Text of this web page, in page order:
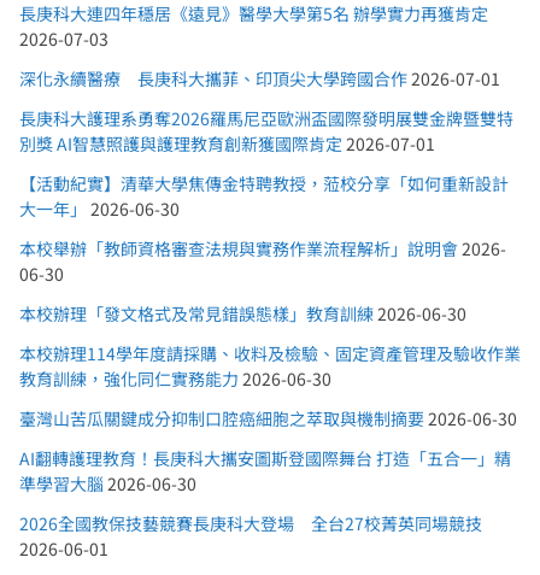
長庚科大連四年穩居《遠見》醫學大學第5名 辦學實力再獲肯定
2026-07-03
深化永續醫療 長庚科大攜菲、印頂尖大學跨國合作2026-07-01
長庚科大護理系勇奪2026羅馬尼亞歐洲盃國際發明展雙金牌暨雙特
別獎 AI智慧照護與護理教育創新獲國際肯定 2026-07-01
【活動紀實】清華大學焦傳金特聘教授，蒞校分享「如何重新設計
大一年」 2026-06-30
本校舉辦「教師資格審查法規與實務作業流程解析」說明會2026-
06-30
本校辦理「發文格式及常見錯誤態樣」教育訓練2026-06-30
本校辦理114學年度請採購、收料及檢驗、固定資產管理及驗收作業
教育訓練，強化同仁實務能力 2026-06-30
臺灣山苦瓜關鍵成分抑制口腔癌細胞之萃取與機制摘要2026-06-30
AI翻轉護理教育！長庚科大攜安圖斯登國際舞台 打造「五合一」精
準學習大腦 2026-06-30
2026全國教保技藝競賽長庚科大登場 全台27校菁英同場競技
2026-06-01